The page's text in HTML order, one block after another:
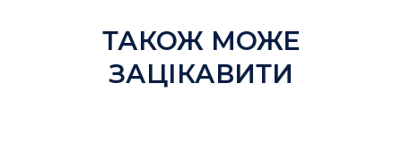
ТАКОЖ МОЖЕ
ЗАЦІКАВИТИ